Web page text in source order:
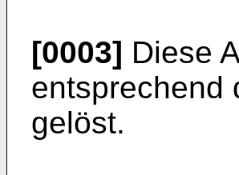
[0003] Diese
entsprechend
gelöst.